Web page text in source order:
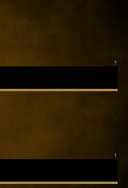
↑
↑